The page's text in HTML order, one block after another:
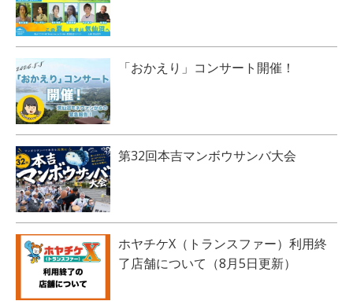
「おかえり」コンサート開催！
第32回本吉マンボウサンバ大会
ホヤチケX（トランスファー）利用終
了店舗について（8月5日更新）